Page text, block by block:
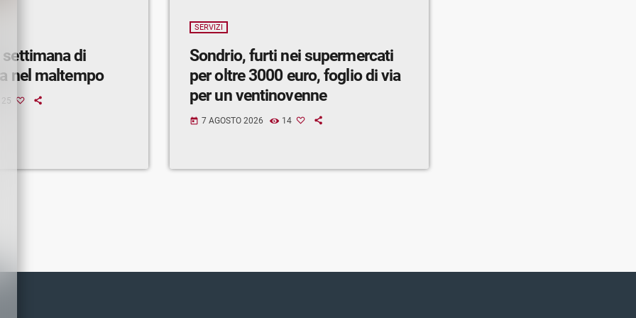
settimana di
nel maltempo
25
SERVIZI
Sondrio, furti nei supermercati
per oltre 3000 euro, foglio di via
per un ventinovenne
today 7 AGOSTO 2026 14